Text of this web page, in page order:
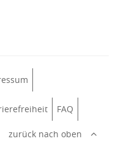
FAQ
zurück nach oben